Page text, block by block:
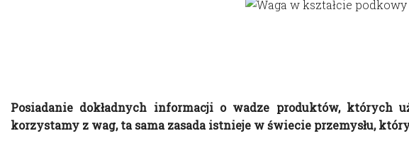
Posiadanie dokładnych informacji o wadze produktów, których
korzystamy z wag, ta sama zasada istnieje w świecie przemysłu,